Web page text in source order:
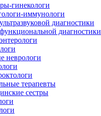
гинекологи
иммунологи
диагностики
диагностики
неврологи
терапевты
сестры